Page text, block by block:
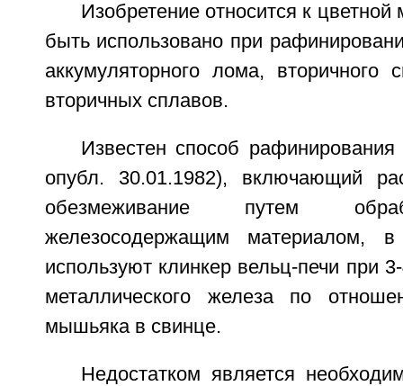
Изобретение относится к
быть использовано при
аккумуляторного лома, вторичного
вторичных сплавов.
Известен способ
опубл. 30.01.1982), включающий
обезмеживание путем
железосодержащим материалом, в
используют клинкер вельц-печи при
металлического железа по
мышьяка в свинце.
Недостатком является